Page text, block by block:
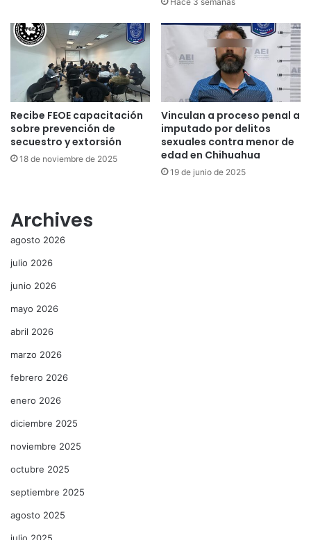
Recibe FEOE capacitación
sobre prevención de
secuestro y extorsión
18 de noviembre de 2025
Vinculan a proceso penal a
imputado por delitos
sexuales contra menor de
edad en Chihuahua
19 de junio de 2025
Archives
agosto 2026
julio 2026
junio 2026
mayo 2026
abril 2026
marzo 2026
febrero 2026
enero 2026
diciembre 2025
noviembre 2025
octubre 2025
septiembre 2025
agosto 2025
julio 2025